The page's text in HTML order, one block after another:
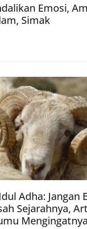
Emosi,
Simak
Adha: Jangan
Sejarahnya,
Mengingatnya